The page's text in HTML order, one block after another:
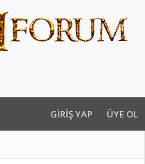
GIRIŞ YAP ÜYE OL